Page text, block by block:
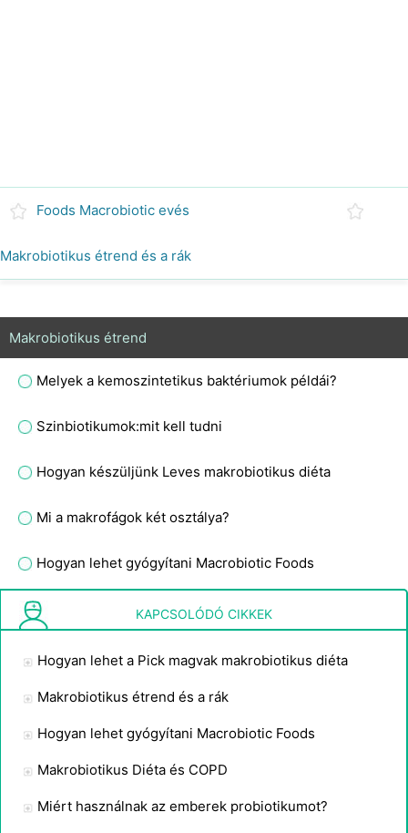
Foods Macrobiotic evés
Makrobiotikus étrend és a rák
Makrobiotikus étrend
Melyek a kemoszintetikus baktériumok példái?
Szinbiotikumok:mit kell tudni
Hogyan készüljünk Leves makrobiotikus diéta
Mi a makrofágok két osztálya?
Hogyan lehet gyógyítani Macrobiotic Foods
Makrobiotikus Bél Cleanse
KAPCSOLÓDÓ CIKKEK
Hogyan lehet a Pick magvak makrobiotikus diéta
Makrobiotikus étrend és a rák
Hogyan lehet gyógyítani Macrobiotic Foods
Makrobiotikus Diéta és COPD
Miért használnak az emberek probiotikumot?